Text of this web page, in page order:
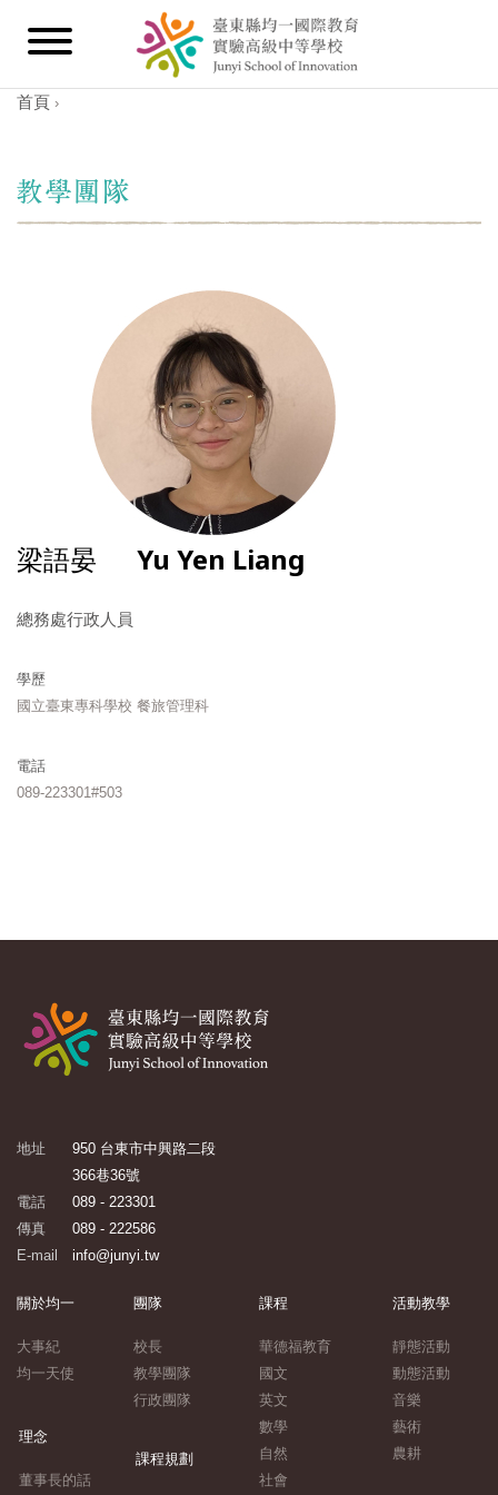
首頁 ›
梁語晏 Yu Yen Liang
總務處行政人員
學歷
國立臺東專科學校 餐旅管理科
電話
089-223301#503
地址
950 台東市中興路二段
366巷36號
電話
089 - 223301
傳真
089 - 222586
E-mail
info@junyi.tw
關於均一
大事紀
均一天使
理念
董事長的話
團隊
校長
教學團隊
行政團隊
課程規劃
課程
華德福教育
國文
英文
數學
自然
社會
活動教學
靜態活動
動態活動
音樂
藝術
農耕